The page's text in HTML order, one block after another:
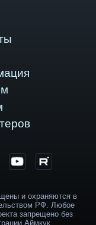
и охраняются в
РФ. Любое
запрещено без
Аймкук.